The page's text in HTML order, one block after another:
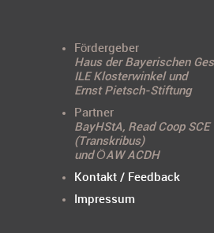
Fördergeber
Haus der Bayerischen
ILE Klosterwinkel und
Ernst Pietsch-Stiftung
Partner
BayHStA, Read Coop SCE
(Transkribus)
und ÖAW ACDH
Kontakt / Feedback
Impressum